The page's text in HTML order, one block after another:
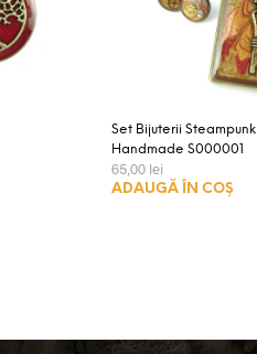
Set Bijuterii Steampunk
Handmade S000001
65,00 lei
ADAUGĂ ÎN COȘ